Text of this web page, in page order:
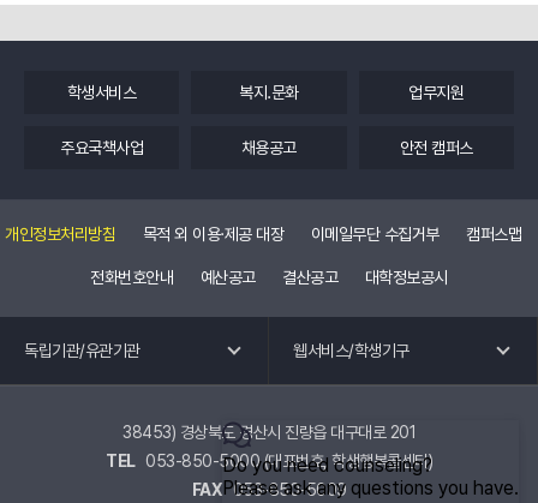
학생서비스 복지.문화 업무지원
주요국책사업 채용공고 안전 캠퍼스
개인정보처리방침 목적 외 이용·제공 대장 이메일무단 수집거부 캠퍼스맵
전화번호안내 예산공고 결산공고 대학정보공시
독립기관/유관기관
교수회
노동조합
총동창회
웹서비스/학생기구
공학교육혁신센터
국제교류.외국어특강
교육혁신원
38453) 경상북도 경산시 진량읍 대구대로 201
TEL 053-850-5000 (대표번호, 학생행복콜센터)
FAX 053-850-5009